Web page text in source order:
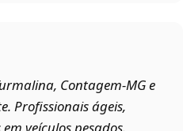
Contagem‑MG e
Profissionais ágeis,